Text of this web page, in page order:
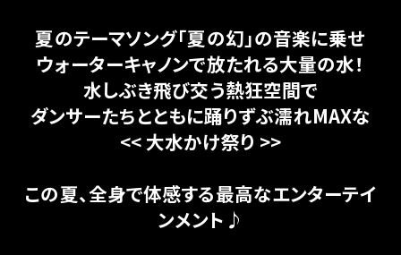
夏のテーマソング「夏の幻」の音楽に乗せ
ウォーターキャノンで放たれる大量の水！
水しぶき飛び交う熱狂空間で
ダンサーたちとともに踊りずぶ濡れMAXな
<< 大水かけ祭り >>
この夏、全身で体感する最高なエンターテイ
ンメント♪